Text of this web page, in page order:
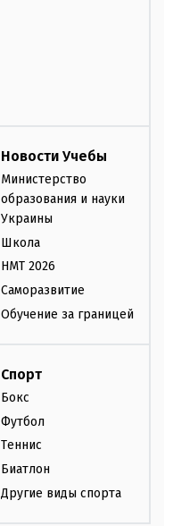
Новости Учебы
Министерство
образования и науки
Украины
Школа
НМТ 2026
Саморазвитие
Обучение за границей
Спорт
Бокс
Футбол
Теннис
Биатлон
Другие виды спорта